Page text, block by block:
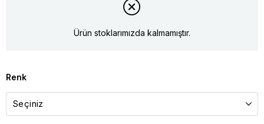
Ürün stoklarımızda kalmamıştır.
Renk